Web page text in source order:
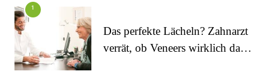
1
Das perfekte Lächeln? Zahnarzt
verrät, ob Veneers wirklich das
FITNESS